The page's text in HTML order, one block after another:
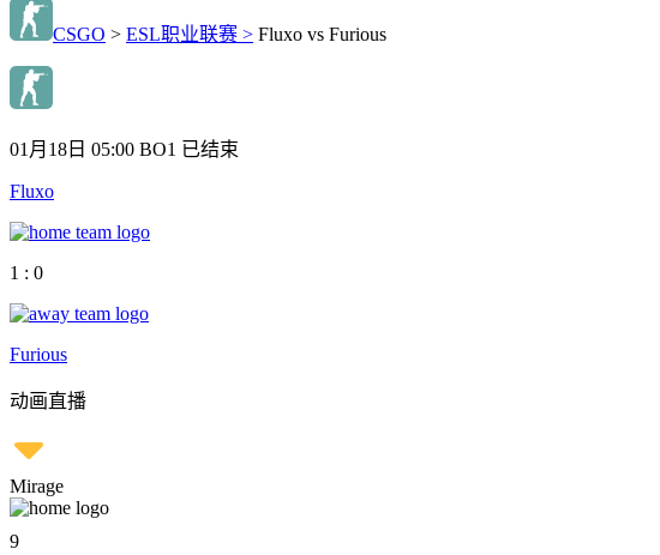
CSGO > ESL职业联赛 > Fluxo vs Furious
01月18日 05:00 BO1 已结束
Fluxo
1 : 0
Furious
动画直播
Mirage
9